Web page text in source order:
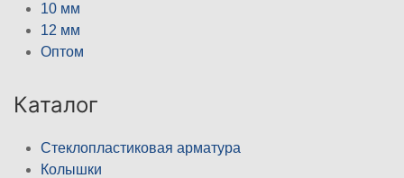
10 мм
12 мм
Оптом
Каталог
Стеклопластиковая арматура
Колышки